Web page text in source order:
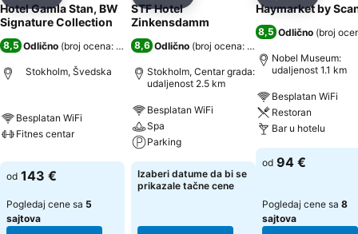
Hotel Gamla Stan, BW
Signature Collection
8,5 Odlično (broj ocena: 6.748)
Stokholm, Švedska
Besplatan WiFi
Fitnes centar
od 143 €
Pogledaj cene sa 5
sajtova
STF Hotel
Zinkensdamm
8,6 Odlično (broj ocena: 6.558
Stokholm, Centar grada:
udaljenost 2.5 km
Besplatan WiFi
Spa
Parking
Izaberi datume da bi se
prikazale tačne cene
Haymarket by
8,5 Odlično (broj
Nobel Museum:
udaljenost 1.1 km
Besplatan WiFi
Restoran
Bar u hotelu
od 94 €
Pogledaj cene sa 8
sajtova